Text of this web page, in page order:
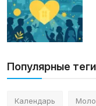
Популярные теги
Календарь